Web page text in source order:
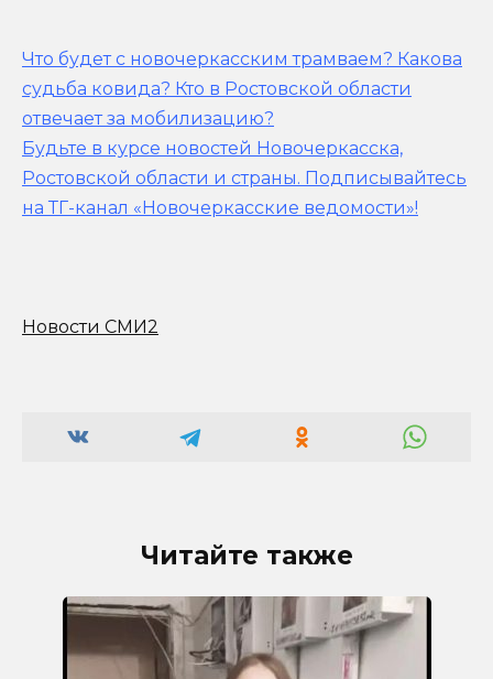
Что будет с новочеркасским трамваем? Какова
судьба ковида? Кто в Ростовской области
отвечает за мобилизацию?
Будьте в курсе новостей Новочеркасска,
Ростовской области и страны. Подписывайтесь
на ТГ-канал «Новочеркасские ведомости»!
Новости СМИ2
Читайте также